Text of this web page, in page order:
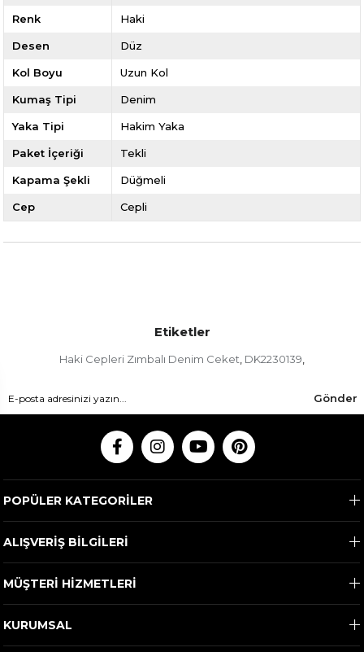
Renk Haki
Desen Düz
Kol Boyu Uzun Kol
Kumaş Tipi Denim
Yaka Tipi Hakim Yaka
Paket İçeriği Tekli
Kapama Şekli Düğmeli
Cep Cepli
Etiketler
Haki Cepleri Zımbalı Denim Ceket, DK2230139,
Gönder
POPÜLER KATEGORİLER
ALIŞVERİŞ BİLGİLERİ
MÜŞTERİ HİZMETLERİ
KURUMSAL